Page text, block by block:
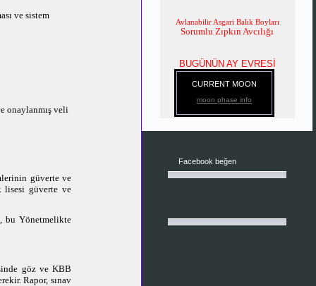
ve sistem
onaylanmış veli
güverte ve
lisesi güverte ve
bu Yönetmelikte
göz ve KBB
Rapor, sınav
Avlanabilir Asgari Balık Boyları
Sorumlu Zıpkın Avcılığı
BUGÜNÜN AY EVRESİ
CURRENT MOON
moon phase info
Facebook beğen